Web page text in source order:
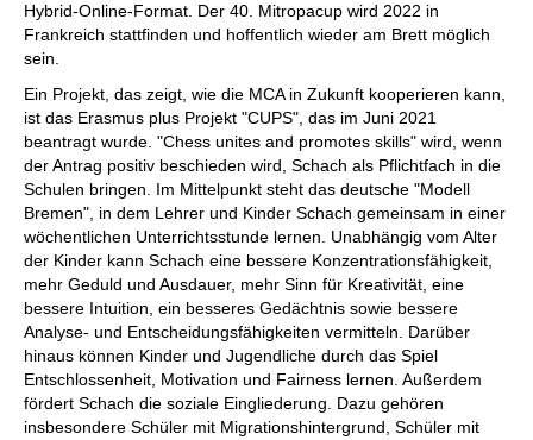
Hybrid-Online-Format. Der 40. Mitropacup wird 2022 in
Frankreich stattfinden und hoffentlich wieder am Brett möglich
sein.
Ein Projekt, das zeigt, wie die MCA in Zukunft kooperieren kann,
ist das Erasmus plus Projekt "CUPS", das im Juni 2021
beantragt wurde. "Chess unites and promotes skills" wird, wenn
der Antrag positiv beschieden wird, Schach als Pflichtfach in die
Schulen bringen. Im Mittelpunkt steht das deutsche "Modell
Bremen", in dem Lehrer und Kinder Schach gemeinsam in einer
wöchentlichen Unterrichtsstunde lernen. Unabhängig vom Alter
der Kinder kann Schach eine bessere Konzentrationsfähigkeit,
mehr Geduld und Ausdauer, mehr Sinn für Kreativität, eine
bessere Intuition, ein besseres Gedächtnis sowie bessere
Analyse- und Entscheidungsfähigkeiten vermitteln. Darüber
hinaus können Kinder und Jugendliche durch das Spiel
Entschlossenheit, Motivation und Fairness lernen. Außerdem
fördert Schach die soziale Eingliederung. Dazu gehören
insbesondere Schüler mit Migrationshintergrund, Schüler mit